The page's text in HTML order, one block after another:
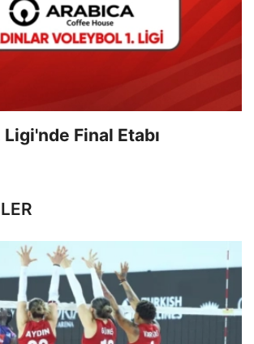
Ligi'nde Final Etabı